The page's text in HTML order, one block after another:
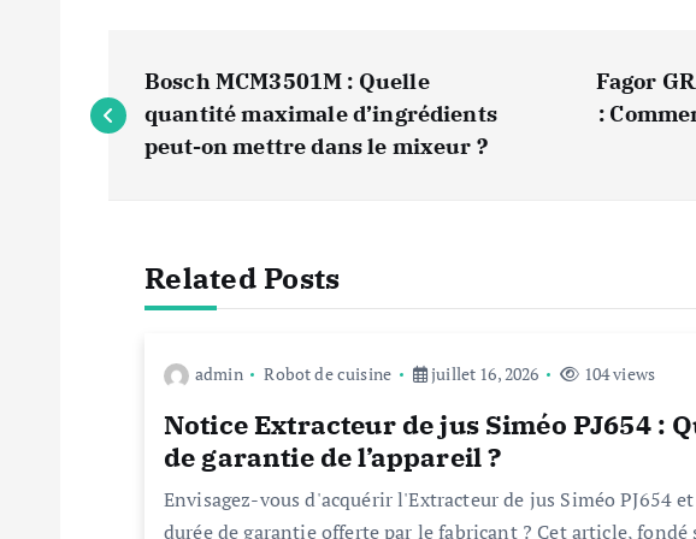
a
Bosch MCM3501M : Quelle
quantité maximale d’ingrédients
peut-on mettre dans le mixeur ?
Fagor
:
Related Posts
admin Robot de cuisine juillet 16, 2026 104 views
Notice Extracteur de jus Siméo PJ654 :
de garantie de l’appareil ?
Envisagez-vous d'acquérir l'Extracteur de jus Siméo PJ654
durée de garantie offerte par le fabricant ? Cet article,